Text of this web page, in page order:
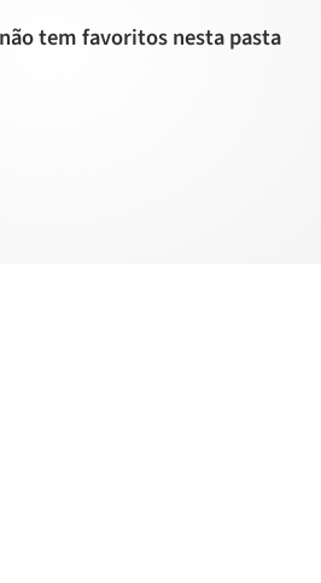
tem favoritos nesta pasta